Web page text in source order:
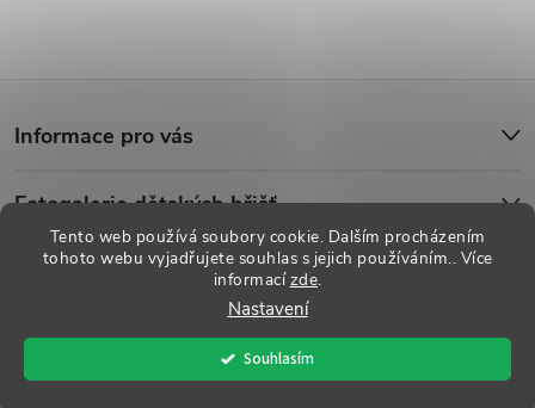
Tento web používá soubory cookie. Dalším procházením
tohoto webu vyjadřujete souhlas s jejich používáním.. Více
informacízde.
Nastavení
Souhlasím
p
Informace pro vás
Fotogalerie dětských hřišť
Vytvořil Shoptet
Dětská hřiště . Všechna práva vyhrazena.
nastavení cookies